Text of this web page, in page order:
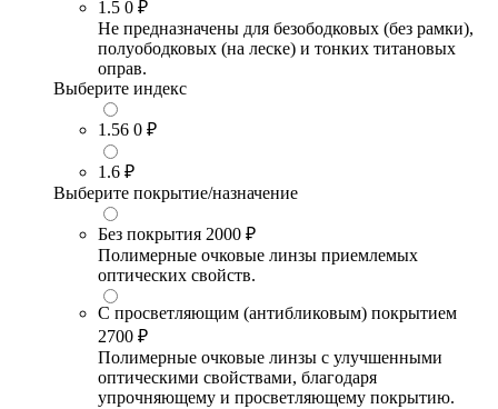
1.5 0 ₽
Не предназначены для безободковых (без рамки),
полуободковых (на леске) и тонких титановых
оправ.
Выберите индекс
1.56 0 ₽
1.6 ₽
Выберите покрытие/назначение
Без покрытия 2000 ₽
Полимерные очковые линзы приемлемых
оптических свойств.
С просветляющим (антибликовым) покрытием
2700 ₽
Полимерные очковые линзы с улучшенными
оптическими свойствами, благодаря
упрочняющему и просветляющему покрытию.